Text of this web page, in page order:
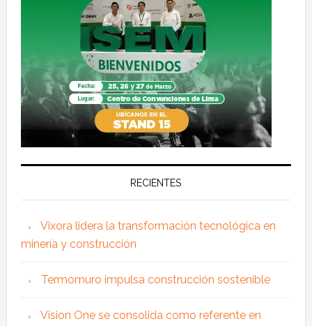
RECIENTES
Vixora lidera la transformación tecnológica en
minería y construcción
Termomuro impulsa construcción sostenible
Vision One se consolida como referente en